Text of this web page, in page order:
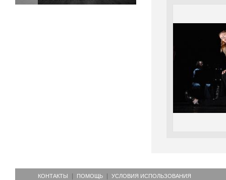
КОНТАКТЫ ПОМОЩЬ УСЛОВИЯ ИСПОЛЬЗОВАНИЯ